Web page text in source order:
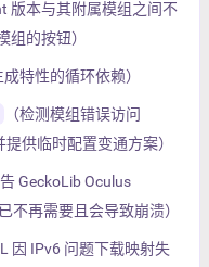
版本与其附属模组之间不
组的按钮）
成特性的循环依赖）
（检测模组错误访问
供临时配置变通方案）
告 GeckoLib Oculus
不再需要且会导致崩溃）
因 IPv6 问题下载映射失